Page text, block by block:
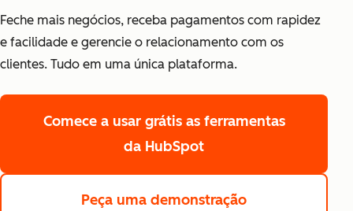
Feche mais negócios, receba pagamentos com rapidez
e facilidade e gerencie o relacionamento com os
clientes. Tudo em uma única plataforma.
Comece a usar grátis as ferramentas
da HubSpot
Peça uma demonstração